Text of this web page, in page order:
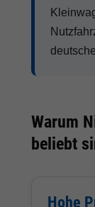
Warum
beliebt
Hohe